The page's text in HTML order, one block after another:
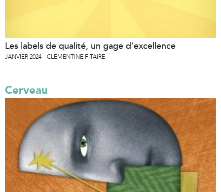
Les labels de qualité, un gage d’excellence
JANVIER 2024 CLÉMENTINE FITAIRE
Cerveau